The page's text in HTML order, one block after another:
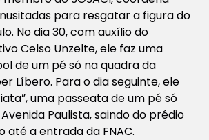
para resgatar a figura do
No dia 30, com auxílio do
Celso Unzelte, ele faz uma
de um pé só na quadra da
Líbero. Para o dia seguinte, ele
uma passeata de um pé só
Paulista, saindo do prédio
até a entrada da FNAC.